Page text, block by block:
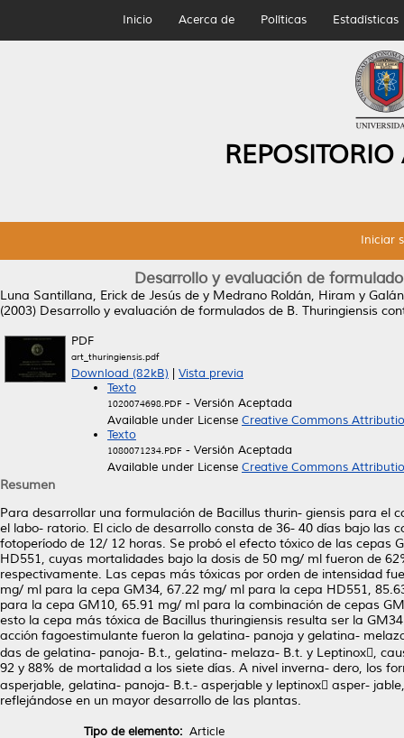
Inicio Acerca de Políticas Estadísticas
Iniciar
Desarrollo y evaluación de
Luna Santillana, Erick de Jesús de y Medrano Roldán, Hiram y
(2003) Desarrollo y evaluación de formulados de B. Thuringiensis
PDF
art_thuringiensis.pdf
Download (82kB)
Vista previa
Texto
1020074698.PDF - Versión Aceptada
Available under License Creative Commons
Texto
1080071234.PDF - Versión Aceptada
Available under License Creative Commons
Resumen
Para desarrollar una formulación de Bacillus thurin- giensis para
el labo- ratorio. El ciclo de desarrollo consta de 36- 40 días bajo las
fotoperíodo de 12/ 12 horas. Se probó el efecto tóxico de las
HD551, cuyas mortalidades bajo la dosis de 50 mg/ ml fueron de
respectivamente. Las cepas más tóxicas por orden de intensidad
mg/ ml para la cepa GM34, 67.22 mg/ ml para la cepa HD551,
para la cepa GM10, 65.91 mg/ ml para la combinación de cepas
esto la cepa más tóxica de Bacillus thuringiensis resulta ser la
acción fagoestimulante fueron la gelatina- panoja y gelatina-
das de gelatina- panoja- B.t., gelatina- melaza- B.t. y Leptinox,
92 y 88% de mortalidad a los siete días. A nivel inverna- dero, los
asperjable, gelatina- panoja- B.t.- asperjable y leptinox asper-
reflejándose en un mayor desarrollo de las plantas.
Tipo de elemento: Article